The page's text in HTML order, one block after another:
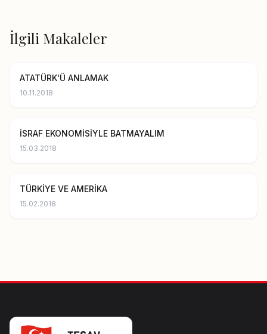
İlgili Makaleler
ATATÜRK'Ü ANLAMAK
10.11.2018
İSRAF EKONOMİSİYLE BATMAYALIM
15.03.2018
TÜRKİYE VE AMERİKA
15.02.2018